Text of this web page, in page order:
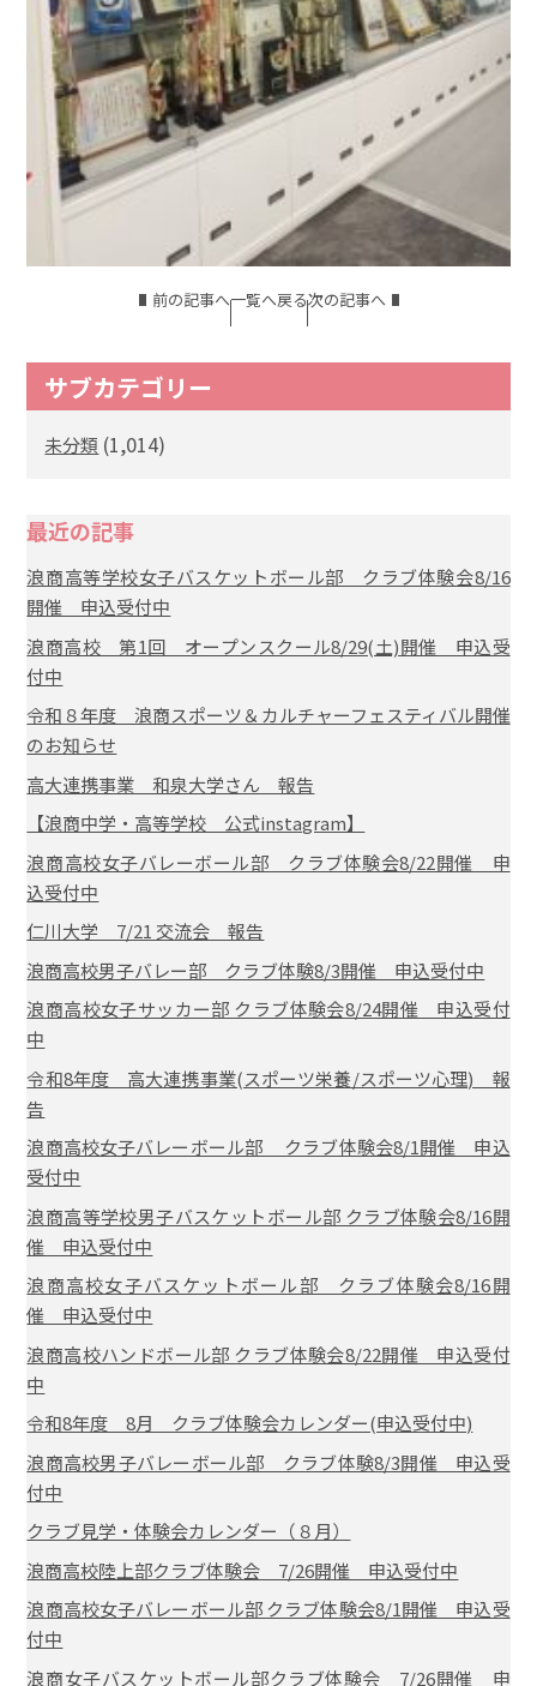
前の記事へ一覧へ戻る次の記事へ
サブカテゴリー
未分類 (1,014)
最近の記事
浪商高等学校女子バスケットボール部 クラブ体験会8/16
開催 申込受付中
浪商高校 第1回 オープンスクール8/29(土)開催 申込受
付中
令和８年度 浪商スポーツ＆カルチャーフェスティバル開催
のお知らせ
高大連携事業 和泉大学さん 報告
【浪商中学・高等学校 公式instagram】
浪商高校女子バレーボール部 クラブ体験会8/22開催 申
込受付中
仁川大学 7/21 交流会 報告
浪商高校男子バレー部 クラブ体験8/3開催 申込受付中
浪商高校女子サッカー部 クラブ体験会8/24開催 申込受付
中
令和8年度 高大連携事業(スポーツ栄養/スポーツ心理) 報
告
浪商高校女子バレーボール部 クラブ体験会8/1開催 申込
受付中
浪商高等学校男子バスケットボール部 クラブ体験会8/16開
催 申込受付中
浪商高校女子バスケットボール部 クラブ体験会8/16開
催 申込受付中
浪商高校ハンドボール部 クラブ体験会8/22開催 申込受付
中
令和8年度 8月 クラブ体験会カレンダー(申込受付中)
浪商高校男子バレーボール部 クラブ体験8/3開催 申込受
付中
クラブ見学・体験会カレンダー（８月）
浪商高校陸上部クラブ体験会 7/26開催 申込受付中
浪商高校女子バレーボール部 クラブ体験会8/1開催 申込受
付中
浪商女子バスケットボール部クラブ体験会 7/26開催 申